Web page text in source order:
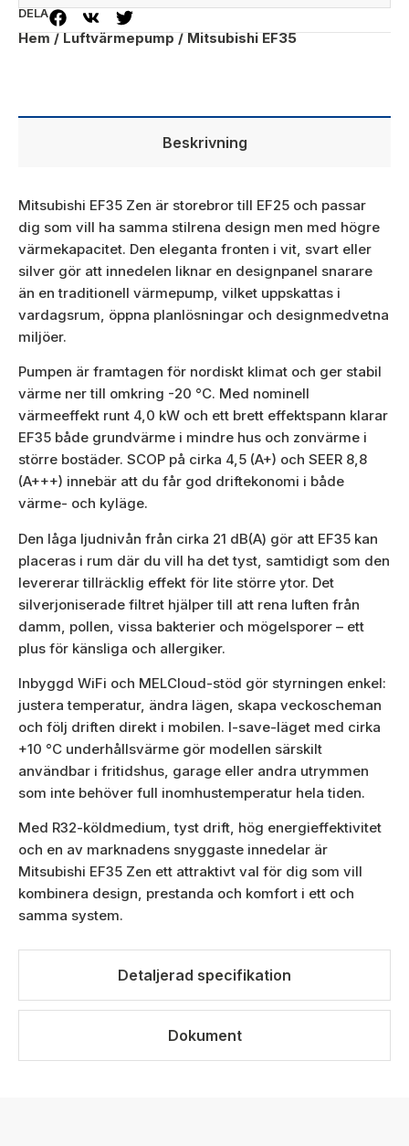
DELA
Hem/Luftvärmepump/ Mitsubishi EF35
Beskrivning
Detaljerad specifikation
Dokument
Mitsubishi EF35 Zen är storebror till EF25 och passar
dig som vill ha samma stilrena design men med högre
värmekapacitet. Den eleganta fronten i vit, svart eller
silver gör att innedelen liknar en designpanel snarare
än en traditionell värmepump, vilket uppskattas i
vardagsrum, öppna planlösningar och designmedvetna
miljöer.
Pumpen är framtagen för nordiskt klimat och ger stabil
värme ner till omkring -20 °C. Med nominell
värmeeffekt runt 4,0 kW och ett brett effektspann klarar
EF35 både grundvärme i mindre hus och zonvärme i
större bostäder. SCOP på cirka 4,5 (A+) och SEER 8,8
(A+++) innebär att du får god driftekonomi i både
värme- och kyläge.
Den låga ljudnivån från cirka 21 dB(A) gör att EF35 kan
placeras i rum där du vill ha det tyst, samtidigt som den
levererar tillräcklig effekt för lite större ytor. Det
silverjoniserade filtret hjälper till att rena luften från
damm, pollen, vissa bakterier och mögelsporer – ett
plus för känsliga och allergiker.
Inbyggd WiFi och MELCloud-stöd gör styrningen enkel:
justera temperatur, ändra lägen, skapa veckoscheman
och följ driften direkt i mobilen. I-save-läget med cirka
+10 °C underhållsvärme gör modellen särskilt
användbar i fritidshus, garage eller andra utrymmen
som inte behöver full inomhustemperatur hela tiden.
Med R32-köldmedium, tyst drift, hög energieffektivitet
och en av marknadens snyggaste innedelar är
Mitsubishi EF35 Zen ett attraktivt val för dig som vill
kombinera design, prestanda och komfort i ett och
samma system.